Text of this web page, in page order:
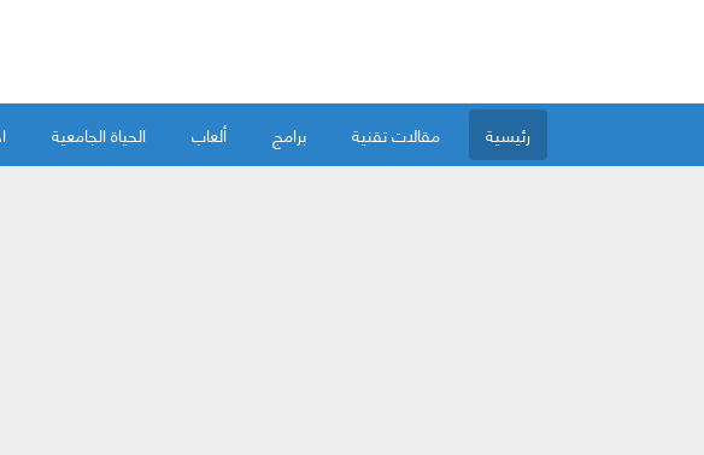
رئيسية مقالات تقنية برامج ألعاب الحياة الجامعية